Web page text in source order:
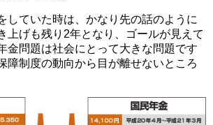
していた時は、かなり先の話のように
上げも残り2年となり、ゴールが見えて
金問題は社会にとって大きな問題です
障制度の動向から目が離せないところ